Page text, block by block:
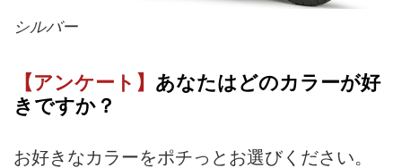
シルバー
【アンケート】 あなたはどのカラーが好
きですか？
お好きなカラーをポチっとお選びください。